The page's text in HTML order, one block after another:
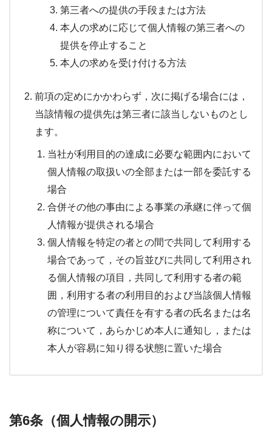
第三者への提供の手段または方法
本人の求めに応じて個人情報の第三者への
提供を停止すること
本人の求めを受け付ける方法
前項の定めにかかわらず，次に掲げる場合には，
当該情報の提供先は第三者に該当しないものとし
ます。
当社が利用目的の達成に必要な範囲内において
個人情報の取扱いの全部または一部を委託する
場合
合併その他の事由による事業の承継に伴って個
人情報が提供される場合
個人情報を特定の者との間で共同して利用する
場合であって，その旨並びに共同して利用され
る個人情報の項目，共同して利用する者の範
囲，利用する者の利用目的および当該個人情報
の管理について責任を有する者の氏名または名
称について，あらかじめ本人に通知し，または
本人が容易に知り得る状態に置いた場合
第6条（個人情報の開示）